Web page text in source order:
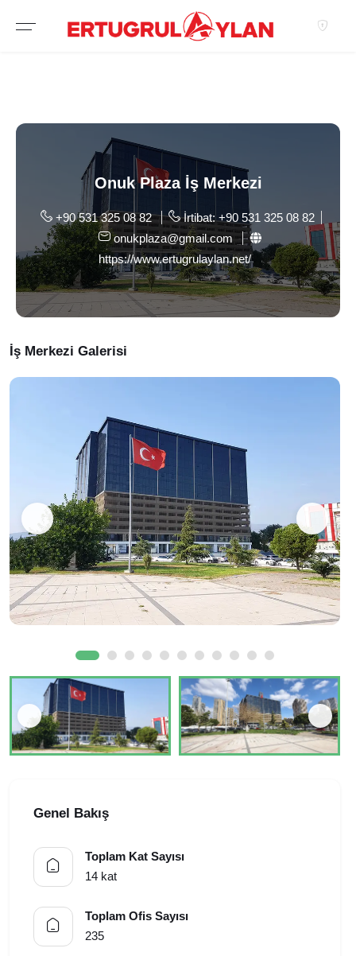
Onuk Plaza İş Merkezi
+90 531 325 08 82
İrtibat: +90 531 325 08 82
onukplaza@gmail.com
https://www.ertugrulaylan.net/
İş Merkezi Galerisi
Genel Bakış
Toplam Kat Sayısı
14 kat
Toplam Ofis Sayısı
235
Hakkımızda
EMLAK SITELERIMIZ
EMLAK OFISLERIMIZ